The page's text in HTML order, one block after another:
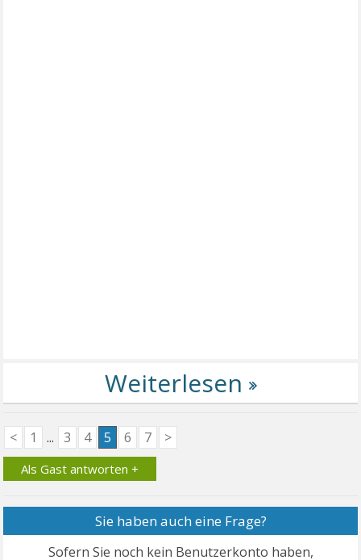
< 1 ... 3 4 5 6 7 >
Als Gast antworten +
Sie haben auch eine Frage?
Sofern Sie noch kein Benutzerkonto haben,